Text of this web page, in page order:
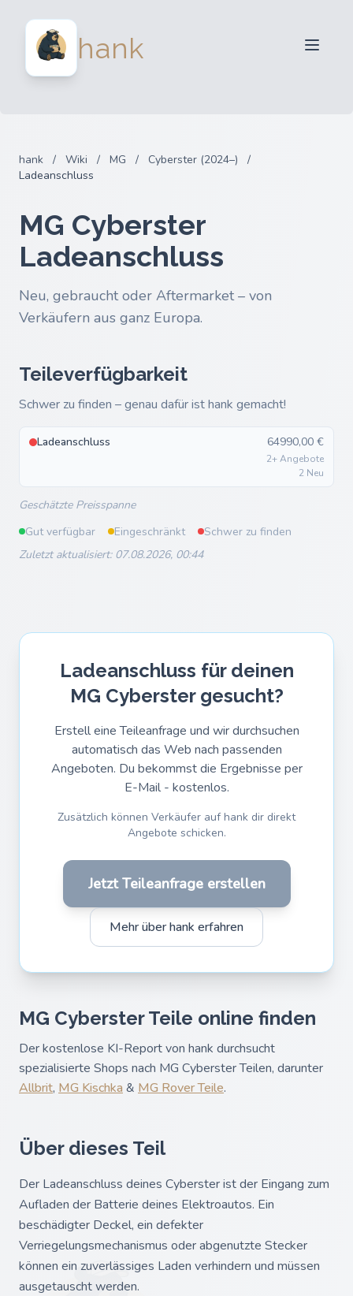
hank
Anmelden
hank / Wiki / MG / Cyberster (2024–)
/
Ladeanschluss
MG Cyberster
Ladeanschluss
Neu, gebraucht oder Aftermarket – von
Verkäufern aus ganz Europa.
Teileverfügbarkeit
Schwer zu finden – genau dafür ist hank gemacht!
Ladeanschluss 64990,00 €
2+ Angebote
2 Neu
Geschätzte Preisspanne
Gut verfügbar
Eingeschränkt
Schwer zu finden
Zuletzt aktualisiert: 07.08.2026, 00:44
Ladeanschluss für deinen
MG Cyberster gesucht?
Erstell eine Teileanfrage und wir durchsuchen
automatisch das Web nach passenden
Angeboten. Du bekommst die Ergebnisse per
E-Mail - kostenlos.
Zusätzlich können Verkäufer auf hank dir direkt
Angebote schicken.
Jetzt Teileanfrage erstellen
Mehr über hank erfahren
MG Cyberster Teile online finden
Der kostenlose KI-Report von hank durchsucht
spezialisierte Shops nach MG Cyberster Teilen, darunter
Allbrit, MG Kischka & MG Rover Teile.
Über dieses Teil
Der Ladeanschluss deines Cyberster ist der Eingang zum
Aufladen der Batterie deines Elektroautos. Ein
beschädigter Deckel, ein defekter
Verriegelungsmechanismus oder abgenutzte Stecker
können ein zuverlässiges Laden verhindern und müssen
ausgetauscht werden.